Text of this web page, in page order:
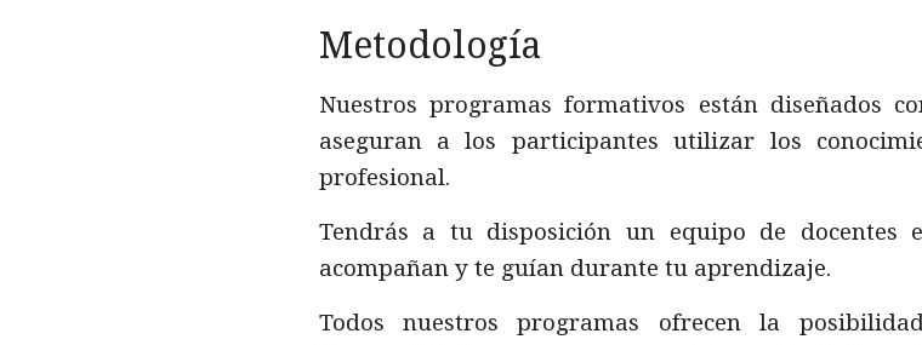
Metodología
Nuestros programas formativos están diseñados
aseguran a los participantes utilizar los
profesional.
Tendrás a tu disposición un equipo de docentes
acompañan y te guían durante tu aprendizaje.
Todos nuestros programas ofrecen la